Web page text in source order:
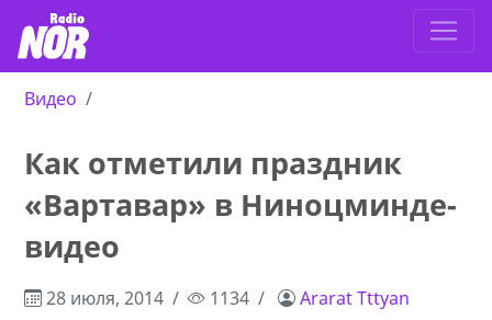
Видео
Как отметили праздник
«Вартавар» в Ниноцминде-
видео
28 июля, 2014 1134 Ararat Tttyan